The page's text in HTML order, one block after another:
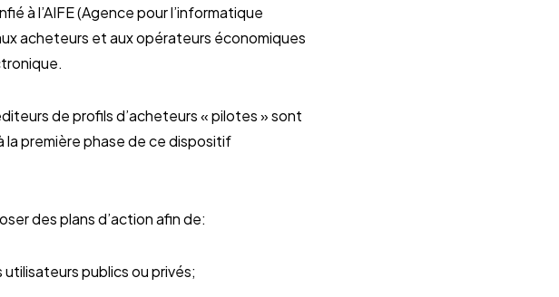
à l’AIFE (Agence pour l’informatique
acheteurs et aux opérateurs économiques
de profils d’acheteurs « pilotes » sont
la première phase de ce dispositif
des plans d’action afin de:
publics ou privés;